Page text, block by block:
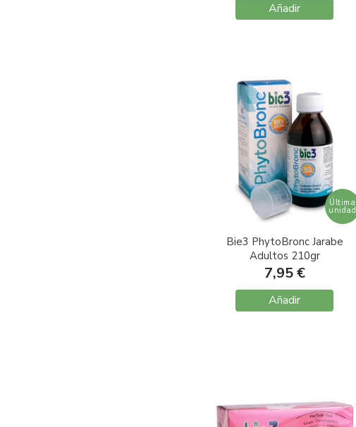
Añadir
Última
unidad
Bie3 PhytoBronc Jarabe
Adultos 210gr
7,95 €
Añadir